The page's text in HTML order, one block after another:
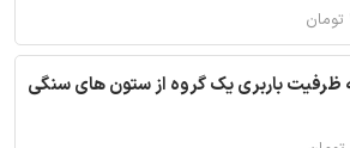
ظرفیت باربری یک گروه از ستون های سنگی